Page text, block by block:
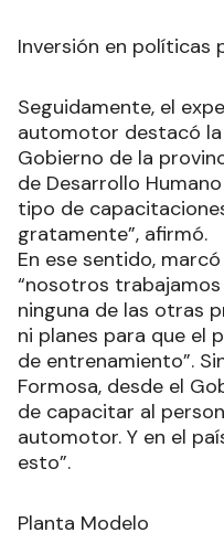
Inversión en políticas
Seguidamente, el
automotor destacó la
Gobierno de la
de Desarrollo
tipo de
gratamente”, afirmó.
En ese sentido,
“nosotros
ninguna de las otras
ni planes para que el
de entrenamiento”.
Formosa, desde el
de capacitar al
automotor. Y en el
esto”.
Planta Modelo